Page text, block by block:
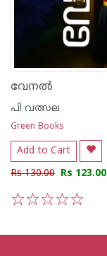
വേനൽ
പി വത്സല
Green Books
Add to Cart
Rs 130.00 Rs 123.00